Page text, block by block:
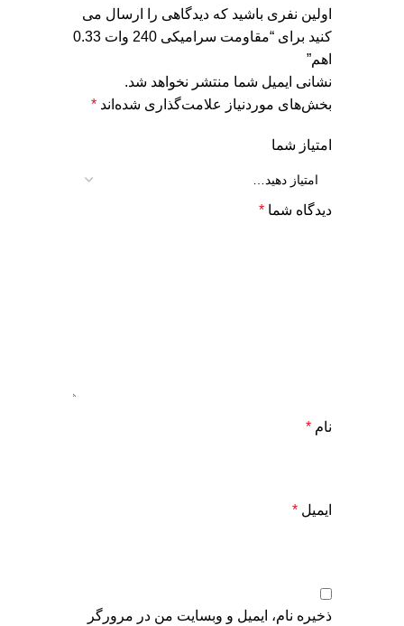
اولین نفری باشید که دیدگاهی را ارسال می
کنید برای “مقاومت سرامیکی 240 وات 0.33
اهم”
نشانی ایمیل شما منتشر نخواهد شد.
بخش‌های موردنیاز علامت‌گذاری شده‌اند *
امتیاز شما
دیدگاه شما *
نام *
ایمیل *
ذخیره نام، ایمیل و وبسایت من در مرورگر